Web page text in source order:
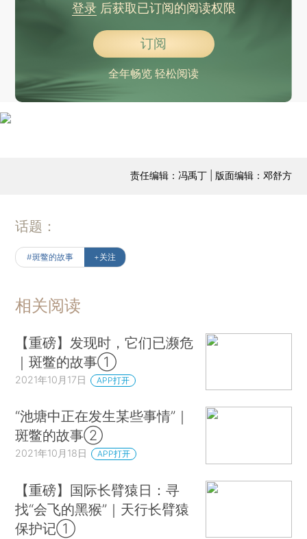
登录后获取已订阅的阅读权限
订阅
全年畅览 轻松阅读
责任编辑：冯禹丁 | 版面编辑：邓舒方
话题：
#斑鳖的故事 +关注
相关阅读
【重磅】发现时，它们已濒危
｜斑鳖的故事①
2021年10月17日 APP打开
“池塘中正在发生某些事情”｜
斑鳖的故事②
2021年10月18日 APP打开
【重磅】国际长臂猿日：寻
找“会飞的黑猴”｜天行长臂猿
保护记①